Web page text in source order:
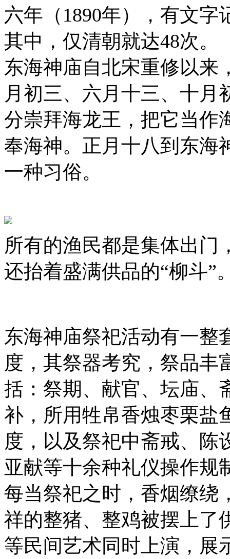
六年（1890年），有文字
其中，仅清朝就达48次。
东海神庙自北宋重修以来
月初三、六月十三、十月
分崇拜海龙王，把它当作
奉海神。正月十八到东海
一种习俗。
所有的渔民都是集体出门
还抬着盛满供品的“柳斗”
东海神庙祭祀活动有一整
度，其祭器考究，祭品丰
括：祭期、献官、坛庙、
补，所用牲帛香烛枣栗盐
度，以及祭祀中斋戒、陈
亚献等十余种礼仪操作规
每当祭祀之时，香烟缭绕
祥的整猪、整鸡被摆上了
等民间艺术同时上演，展